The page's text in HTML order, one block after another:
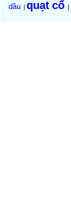
dầu
quạt cổ